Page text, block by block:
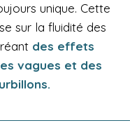
unique. Cette
sur la fluidité des
des effets
vagues et des